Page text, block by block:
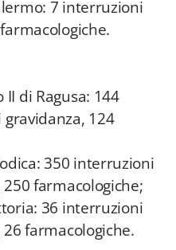
7 interruzioni
di Ragusa: 144
124
350 interruzioni
farmacologiche;
36 interruzioni
farmacologiche.